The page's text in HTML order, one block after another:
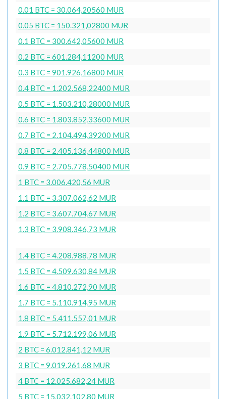
0.01 BTC = 30.064,20560 MUR
0.05 BTC = 150.321,02800 MUR
0.1 BTC = 300.642,05600 MUR
0.2 BTC = 601.284,11200 MUR
0.3 BTC = 901.926,16800 MUR
0.4 BTC = 1.202.568,22400 MUR
0.5 BTC = 1.503.210,28000 MUR
0.6 BTC = 1.803.852,33600 MUR
0.7 BTC = 2.104.494,39200 MUR
0.8 BTC = 2.405.136,44800 MUR
0.9 BTC = 2.705.778,50400 MUR
1 BTC = 3.006.420,56 MUR
1.1 BTC = 3.307.062,62 MUR
1.2 BTC = 3.607.704,67 MUR
1.3 BTC = 3.908.346,73 MUR
1.4 BTC = 4.208.988,78 MUR
1.5 BTC = 4.509.630,84 MUR
1.6 BTC = 4.810.272,90 MUR
1.7 BTC = 5.110.914,95 MUR
1.8 BTC = 5.411.557,01 MUR
1.9 BTC = 5.712.199,06 MUR
2 BTC = 6.012.841,12 MUR
3 BTC = 9.019.261,68 MUR
4 BTC = 12.025.682,24 MUR
5 BTC = 15.032.102,80 MUR